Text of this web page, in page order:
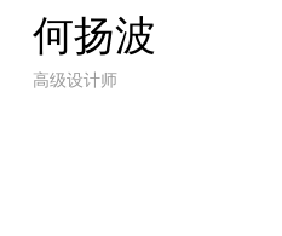
何扬波
高级设计师